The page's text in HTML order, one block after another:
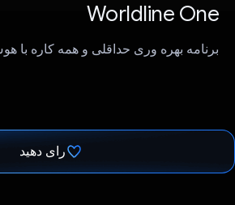
Worldline One
برنامه بهره وری حداقلی و همه کاره
رای دهید